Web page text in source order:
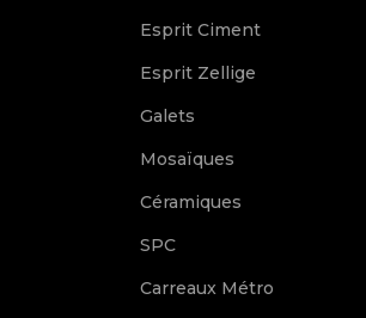
Esprit Ciment
Esprit Zellige
Galets
Mosaïques
Céramiques
SPC
Carreaux Métro